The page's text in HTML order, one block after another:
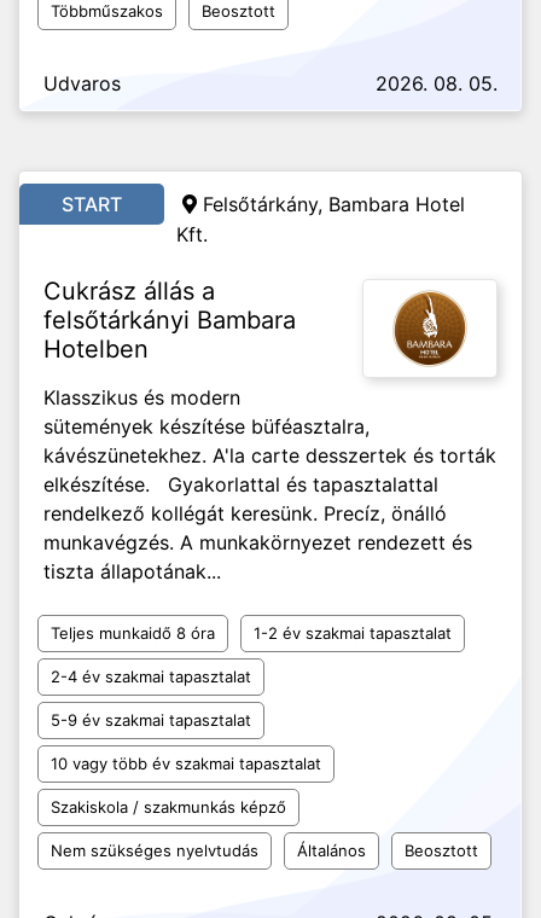
Többműszakos Beosztott
Udvaros 2026. 08. 05.
START
Felsőtárkány, Bambara Hotel
Kft.
Cukrász állás a
felsőtárkányi Bambara
Hotelben
Klasszikus és modern
sütemények készítése büféasztalra,
kávészünetekhez. A'la carte desszertek és torták
elkészítése. Gyakorlattal és tapasztalattal
rendelkező kollégát keresünk. Precíz, önálló
munkavégzés. A munkakörnyezet rendezett és
tiszta állapotának...
Teljes munkaidő 8 óra 1-2 év szakmai tapasztalat
2-4 év szakmai tapasztalat
5-9 év szakmai tapasztalat
10 vagy több év szakmai tapasztalat
Szakiskola / szakmunkás képző
Nem szükséges nyelvtudás Általános Beosztott